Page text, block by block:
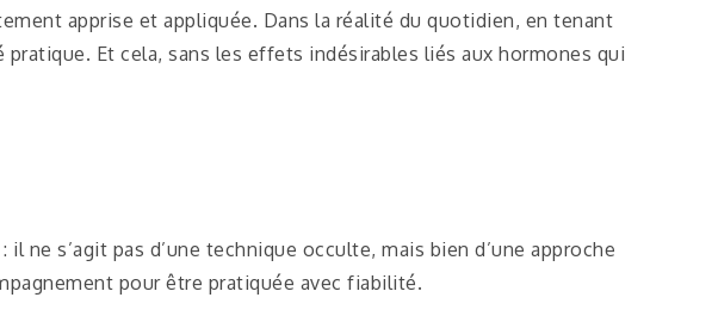
apprise et appliquée. Dans la réalité du quotidien, en tenant
Et cela, sans les effets indésirables liés aux hormones qui
ne s’agit pas d’une technique occulte, mais bien d’une approche
pour être pratiquée avec fiabilité.